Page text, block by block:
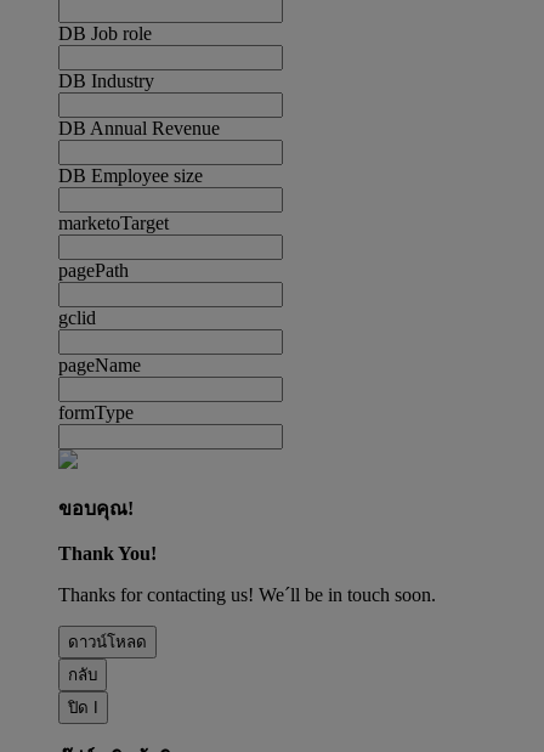
DB Job role
DB Industry
DB Annual Revenue
DB Employee size
marketoTarget
pagePath
gclid
pageName
formType
ขอบคุณ!
Thank You!
Thanks for contacting us! We´ll be in touch soon.
ดาวน์โหลด
กลับ
ปิด I